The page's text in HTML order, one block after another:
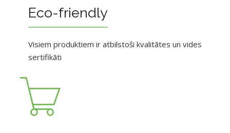
Eco-friendly
Visiem produktiem ir atbilstoši kvalitātes un vides
sertifikāti